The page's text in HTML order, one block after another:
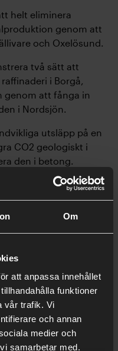
Om
att anpassa innehållet
funktioner
vår trafik. Vi
och annan
medier och
samarbetar med.
helt eliminera
genom att
och Oxelösund.
två sätt att
i Borgå,
genom att fånga in
i Nordsjön.
utsläpp på en
CO2 geologiskt i
den i betong.
en komplett
transport och
en industriell pilotlina
och högpresterande
avfall i El Morell